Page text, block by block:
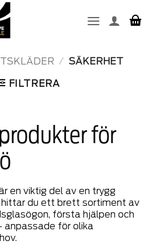
/ SÄKERHET
FILTRERA
för
en viktig del av en trygg
du ett brett sortiment av
första hjälpen och
anpassade för olika